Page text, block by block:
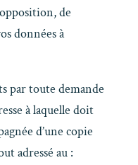
de
données à
par toute demande
à laquelle doit
d’une copie
adressé au :